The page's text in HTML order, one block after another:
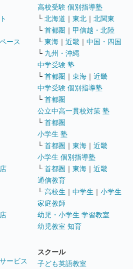
ース
ービス
高校受験 個別指導塾
└ 北海道 ｜ 東北 ｜ 北関東
└ 首都圏 ｜ 甲信越・北陸
└ 東海 ｜ 近畿 ｜ 中国・四国
└ 九州・沖縄
中学受験 塾
└ 首都圏 ｜ 東海 ｜ 近畿
中学受験 個別指導塾
└ 首都圏
公立中高一貫校対策 塾
└ 首都圏
小学生 塾
└ 首都圏 ｜ 東海 ｜ 近畿
小学生 個別指導塾
└ 首都圏 ｜ 東海 ｜ 近畿
通信教育
└ 高校生 ｜ 中学生 ｜ 小学生
家庭教師
幼児・小学生 学習教室
幼児教室 知育
スクール
子ども英語教室